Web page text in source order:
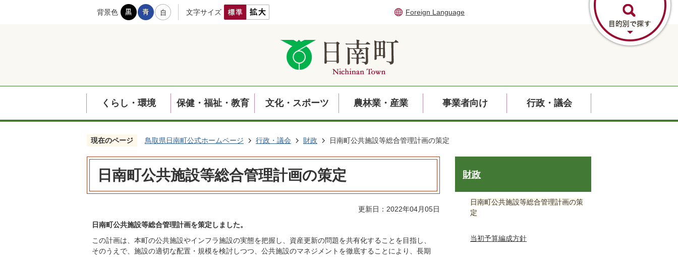
背景色 文字サイズ Foreign Language
くらし・環境 保健・福祉・教育 文化・スポーツ 農林業・産業 事業者向け 行政・議会
現在のページ 鳥取県日南町公式ホームページ 行政・議会 財政 日南町公共施設等総合管理計画の策定
日南町公共施設等総合管理計画の策定
更新日：2022年04月05日
日南町公共施設等総合管理計画を策定しました。
この計画は、本町の公共施設やインフラ施設の実態を把握し、資産更新の問題を共有化することを目指し、
そのうえで、施設の適切な配置・規模を検討しつつ、公共施設のマネジメントを徹底することにより、長期
財政
日南町公共施設等総合管理計画の策
定
当初予算編成方針